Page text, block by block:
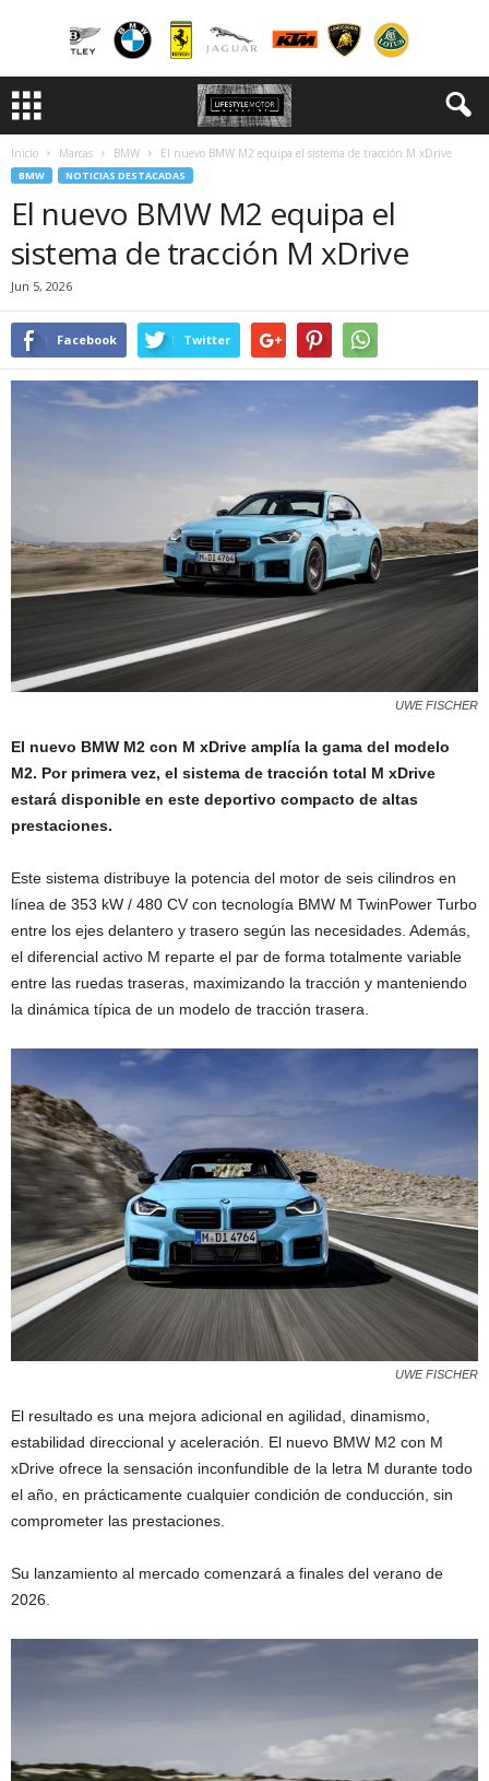
Inicio Marcas BMW El nuevo BMW M2 equipa el sistema de tracción M xDrive
BMW NOTICIAS DESTACADAS
El nuevo BMW M2 equipa el
sistema de tracción M xDrive
Jun 5, 2026
Facebook Twitter
UWE FISCHER
El nuevo BMW M2 con M xDrive amplía la gama del modelo
M2. Por primera vez, el sistema de tracción total M xDrive
estará disponible en este deportivo compacto de altas
prestaciones.
Este sistema distribuye la potencia del motor de seis cilindros en
línea de 353 kW / 480 CV con tecnología BMW M TwinPower Turbo
entre los ejes delantero y trasero según las necesidades. Además,
el diferencial activo M reparte el par de forma totalmente variable
entre las ruedas traseras, maximizando la tracción y manteniendo
la dinámica típica de un modelo de tracción trasera.
UWE FISCHER
El resultado es una mejora adicional en agilidad, dinamismo,
estabilidad direccional y aceleración. El nuevo BMW M2 con M
xDrive ofrece la sensación inconfundible de la letra M durante todo
el año, en prácticamente cualquier condición de conducción, sin
comprometer las prestaciones.
Su lanzamiento al mercado comenzará a finales del verano de
2026.